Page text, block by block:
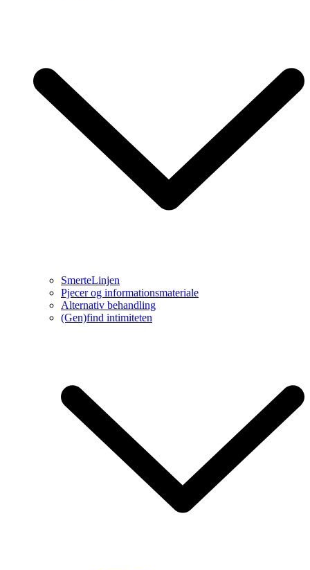
SmerteLinjen
Pjecer og informationsmateriale
Alternativ behandling
(Gen)find intimiteten